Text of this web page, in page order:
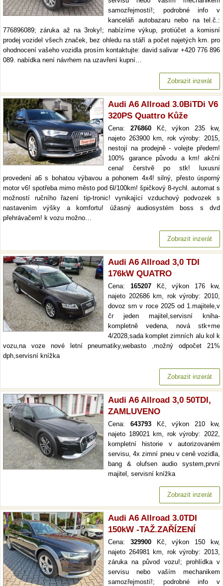
samozřejmostí!; podrobné info v
kanceláři autobazaru nebo na tel.č.:
776896089; záruka až na 3roky!; nabízíme výkup, protiúčet a komisní
prodej vozidel všech značek, bez ohledu na stáří a počet najetých km. pro
ohodnocení vašeho vozidla prosím kontaktujte: david salivar +420 776 896
089. nabídka není návrhem na uzavření kupní…
Zobrazit inzerát
Audi A6 Allroad 3.0BiTDi V6
320PS Quattro Kůže
Cena: 276860Kč, výkon 235 kw,
najeto 263900 km, rok výroby: 2015,
nestojí na prodejně - volejte předem!
100% garance původu a km! akční
cena! čerstvě po stk! luxusní
provedení a6 s bohatou výbavou a pohonem 4x4! silný, přesto úsporný
motor v6! spotřeba mimo město pod 6l/100km! špičkový 8-rychl. automat s
možností ručního řazení tip-tronic! vynikající vzduchový podvozek s
nastavením výšky a komfortu! úžasný audiosystém boss s dvd
přehrávačem! k vozu možno…
Zobrazit inzerát
Audi A6 Allroad 3,0 TDI
176kW QUATRO
Cena: 165207Kč, výkon 176 kw,
najeto 202686 km, rok výroby: 2010,
dovoz srn v roce 2025 od 1.majitele,v
čr jeden majitel,servisní kniha-
kompletně vedena, nová stk+me
4/2028,sada komplet zimních alu kol k
vozu,na voze nové letní pneumatiky,webasto ,možný odpočet 21%
dph,servisní knížka
Zobrazit inzerát
Audi A6 Allroad 3,0 50TDI,
ZAMLUVENO
Cena: 643793Kč, výkon 210 kw,
najeto 189021 km, rok výroby: 2022,
kompletní historie v autorizovaném
servisu, 4x zimní pneu v ceně vozidla,
bang & olufsen audio system,první
majitel, servisní knížka
Zobrazit inzerát
Audi A6 Allroad 3.0TDI
150kW -TAŽ.ZAŘÍZENÍ
Cena: 329900Kč, výkon 150 kw,
najeto 264981 km, rok výroby: 2013,
záruka na původ vozu!; prohlídka v
servisu nebo vaším mechanikem
samozřejmostí!; podrobné info v